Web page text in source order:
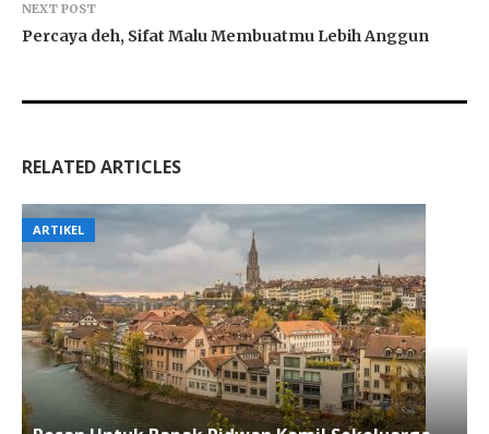
NEXT POST
Percaya deh, Sifat Malu Membuatmu Lebih Anggun
RELATED ARTICLES
ARTIKEL